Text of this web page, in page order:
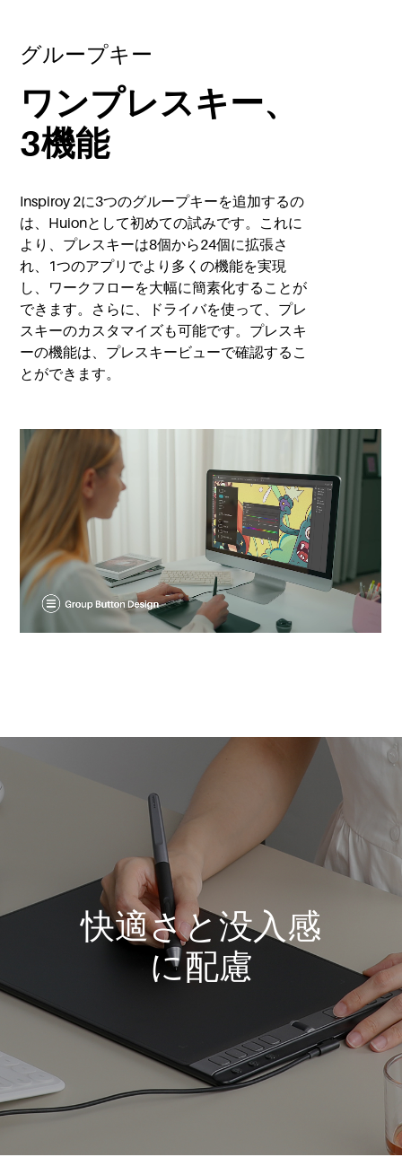
グループキー
ワンプレスキー、
3機能
Inspiroy 2に3つのグループキーを追加するの
は、Huionとして初めての試みです。これに
より、プレスキーは8個から24個に拡張さ
れ、1つのアプリでより多くの機能を実現
し、ワークフローを大幅に簡素化することが
できます。さらに、ドライバを使って、プレ
スキーのカスタマイズも可能です。プレスキ
ーの機能は、プレスキービューで確認するこ
とができます。
快適さと没入感
に配慮